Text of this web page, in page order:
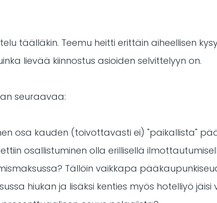
täälläkin. Teemu heitti erittäin aiheellisen
lievää kiinnostus asioiden selvittelyyn on.
seuraavaa:
osa kauden (toivottavasti ei) "paikallista"
osallistuminen olla erillisellä
Tällöin vaikkapa
hiukan ja lisäksi kenties myös hotelliyö jäisi